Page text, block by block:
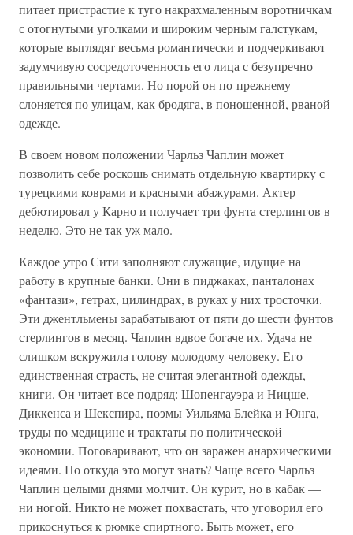
питает пристрастие к туго накрахмаленным воротничкам
с отогнутыми уголками и широким черным галстукам,
которые выглядят весьма романтически и подчеркивают
задумчивую сосредоточенность его лица с безупречно
правильными чертами. Но порой он по-прежнему
слоняется по улицам, как бродяга, в поношенной, рваной
одежде.
В своем новом положении Чарльз Чаплин может
позволить себе роскошь снимать отдельную квартирку с
турецкими коврами и красными абажурами. Актер
дебютировал у Карно и получает три фунта стерлингов в
неделю. Это не так уж мало.
Каждое утро Сити заполняют служащие, идущие на
работу в крупные банки. Они в пиджаках, панталонах
«фантази», гетрах, цилиндрах, в руках у них тросточки.
Эти джентльмены зарабатывают от пяти до шести фунтов
стерлингов в месяц. Чаплин вдвое богаче их. Удача не
слишком вскружила голову молодому человеку. Его
единственная страсть, не считая элегантной одежды, —
книги. Он читает все подряд: Шопенгауэра и Ницше,
Диккенса и Шекспира, поэмы Уильяма Блейка и Юнга,
труды по медицине и трактаты по политической
экономии. Поговаривают, что он заражен анархическими
идеями. Но откуда это могут знать? Чаще всего Чарльз
Чаплин целыми днями молчит. Он курит, но в кабак —
ни ногой. Никто не может похвастать, что уговорил его
прикоснуться к рюмке спиртного. Быть может, его